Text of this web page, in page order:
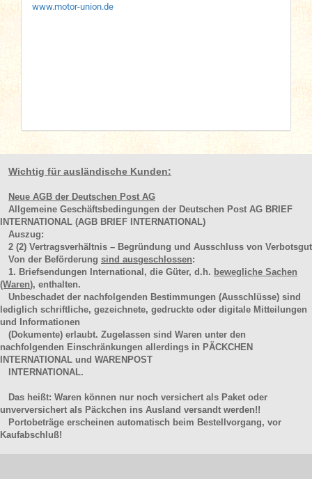
www.motor-union.de
Wichtig für ausländische Kunden:
Neue AGB der Deutschen Post AG
Allgemeine Geschäftsbedingungen der Deutschen Post AG BRIEF
INTERNATIONAL (AGB BRIEF INTERNATIONAL)
Auszug:
2 (2) Vertragsverhältnis – Begründung und Ausschluss von Verbotsgut
Von der Beförderung sind ausgeschlossen:
1. Briefsendungen International, die Güter, d.h. bewegliche Sachen
(Waren), enthalten.
Unbeschadet der nachfolgenden Bestimmungen (Ausschlüsse) sind
lediglich schriftliche, gezeichnete, gedruckte oder digitale Mitteilungen
und Informationen
(Dokumente) erlaubt. Zugelassen sind Waren unter den
nachfolgenden Einschränkungen allerdings in PÄCKCHEN
INTERNATIONAL und WARENPOST
INTERNATIONAL.
Das heißt: Waren können nur noch versichert als Paket oder
unverversichert als Päckchen ins Ausland versandt werden!!
Portobeträge erscheinen automatisch beim Bestellvorgang, vor
Kaufabschluß!